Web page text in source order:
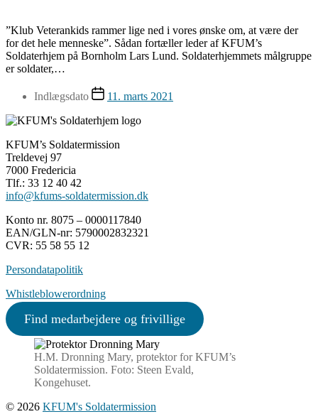
”Klub Veterankids rammer lige ned i vores ønske om, at være der
for det hele menneske”. Sådan fortæller leder af KFUM’s
Soldaterhjem på Bornholm Lars Lund. Soldaterhjemmets målgruppe
er soldater,…
Indlægsdato 11. marts 2021
KFUM’s Soldatermission
Treldevej 97
7000 Fredericia
Tlf.: 33 12 40 42
info@kfums-soldatermission.dk
Konto nr. 8075 – 0000117840
EAN/GLN-nr: 5790002832321
CVR: 55 58 55 12
Persondatapolitik
Whistleblowerordning
Find medarbejdere og frivillige
H.M. Dronning Mary, protektor for KFUM’s
Soldatermission. Foto: Steen Evald,
Kongehuset.
© 2026 KFUM's Soldatermission